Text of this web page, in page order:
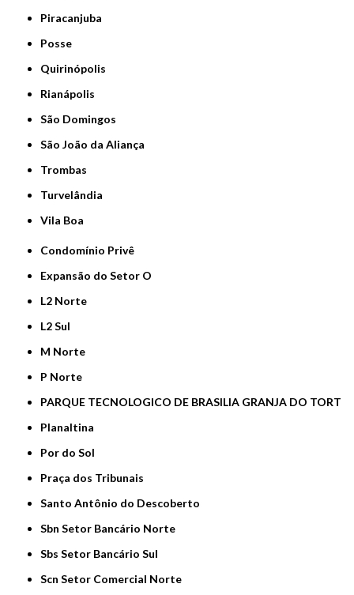
Piracanjuba
Posse
Quirinópolis
Rianápolis
São Domingos
São João da Aliança
Trombas
Turvelândia
Vila Boa
Condomínio Privê
Expansão do Setor O
L2 Norte
L2 Sul
M Norte
P Norte
PARQUE TECNOLOGICO DE BRASILIA GRANJA DO TORT
Planaltina
Por do Sol
Praça dos Tribunais
Santo Antônio do Descoberto
Sbn Setor Bancário Norte
Sbs Setor Bancário Sul
Scn Setor Comercial Norte